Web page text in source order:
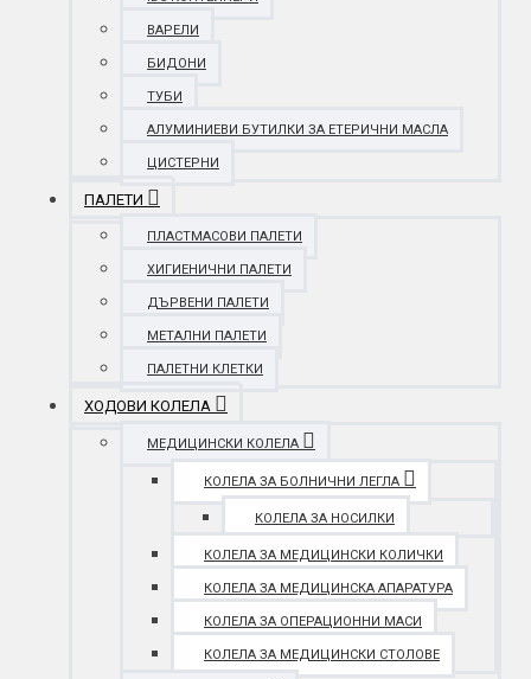
ВАРЕЛИ
БИДОНИ
ТУБИ
АЛУМИНИЕВИ БУТИЛКИ ЗА ЕТЕРИЧНИ МАСЛА
ЦИСТЕРНИ
ПАЛЕТИ
ПЛАСТМАСОВИ ПАЛЕТИ
ХИГИЕНИЧНИ ПАЛЕТИ
ДЪРВЕНИ ПАЛЕТИ
МЕТАЛНИ ПАЛЕТИ
ПАЛЕТНИ КЛЕТКИ
ХОДОВИ КОЛЕЛА
МЕДИЦИНСКИ КОЛЕЛА
КОЛЕЛА ЗА БОЛНИЧНИ ЛЕГЛА
КОЛЕЛА ЗА НОСИЛКИ
КОЛЕЛА ЗА МЕДИЦИНСКИ КОЛИЧКИ
КОЛЕЛА ЗА МЕДИЦИНСКА АПАРАТУРА
КОЛЕЛА ЗА ОПЕРАЦИОННИ МАСИ
КОЛЕЛА ЗА МЕДИЦИНСКИ СТОЛОВЕ